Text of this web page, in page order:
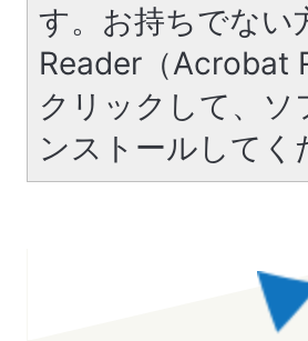
す。お持ちでない
Reader（Acrobat
クリックして、
ンストールしてく